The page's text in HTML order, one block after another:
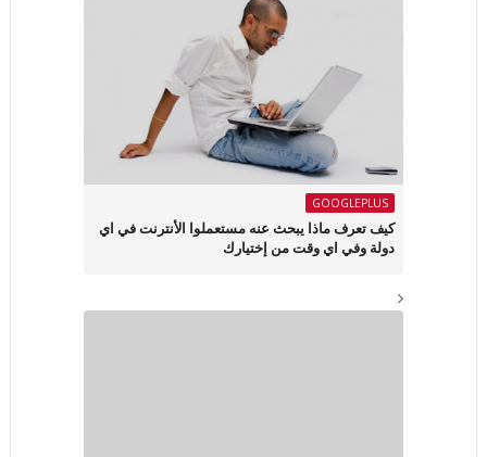
GOOGLEPLUS
كيف تعرف ماذا يبحث عنه مستعملوا الأنترنت في اي
دولة وفي اي وقت من إختيارك